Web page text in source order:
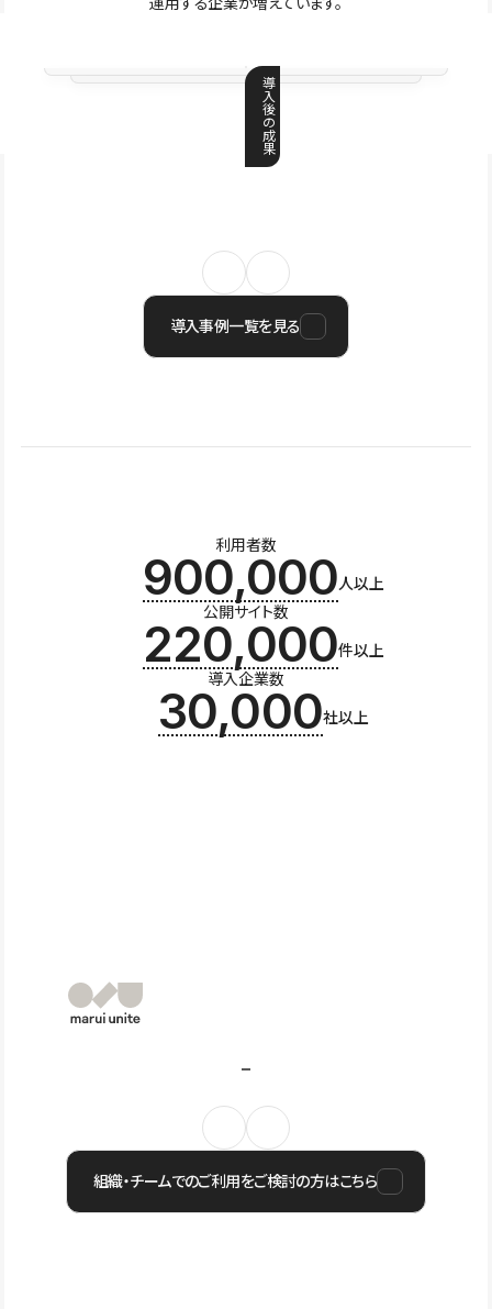
導
入
後
の
成
果
導入事例一覧を見る
利用者数
900,000人以上
公開サイト数
220,000件以上
導入企業数
30,000社以上
組織・チームでのご利用をご検討の方はこちら